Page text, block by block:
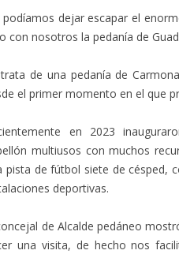
dejar escapar el
con nosotros la pedanía de
de una pedanía de
el primer momento en el que
en 2023
multiusos con muchos
pista de fútbol siete de césped,
deportivas.
de Alcalde pedáneo
una visita, de hecho nos